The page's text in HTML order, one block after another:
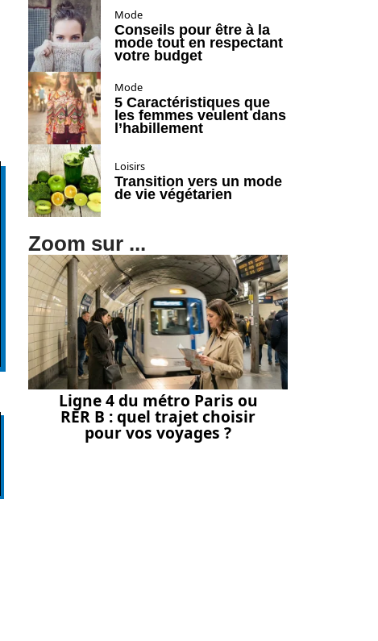
Mode
Conseils pour être à la
mode tout en respectant
votre budget
Mode
5 Caractéristiques que
les femmes veulent dans
l’habillement
Loisirs
Transition vers un mode
de vie végétarien
Zoom sur ...
Ligne 4 du métro Paris ou
RER B : quel trajet choisir
pour vos voyages ?